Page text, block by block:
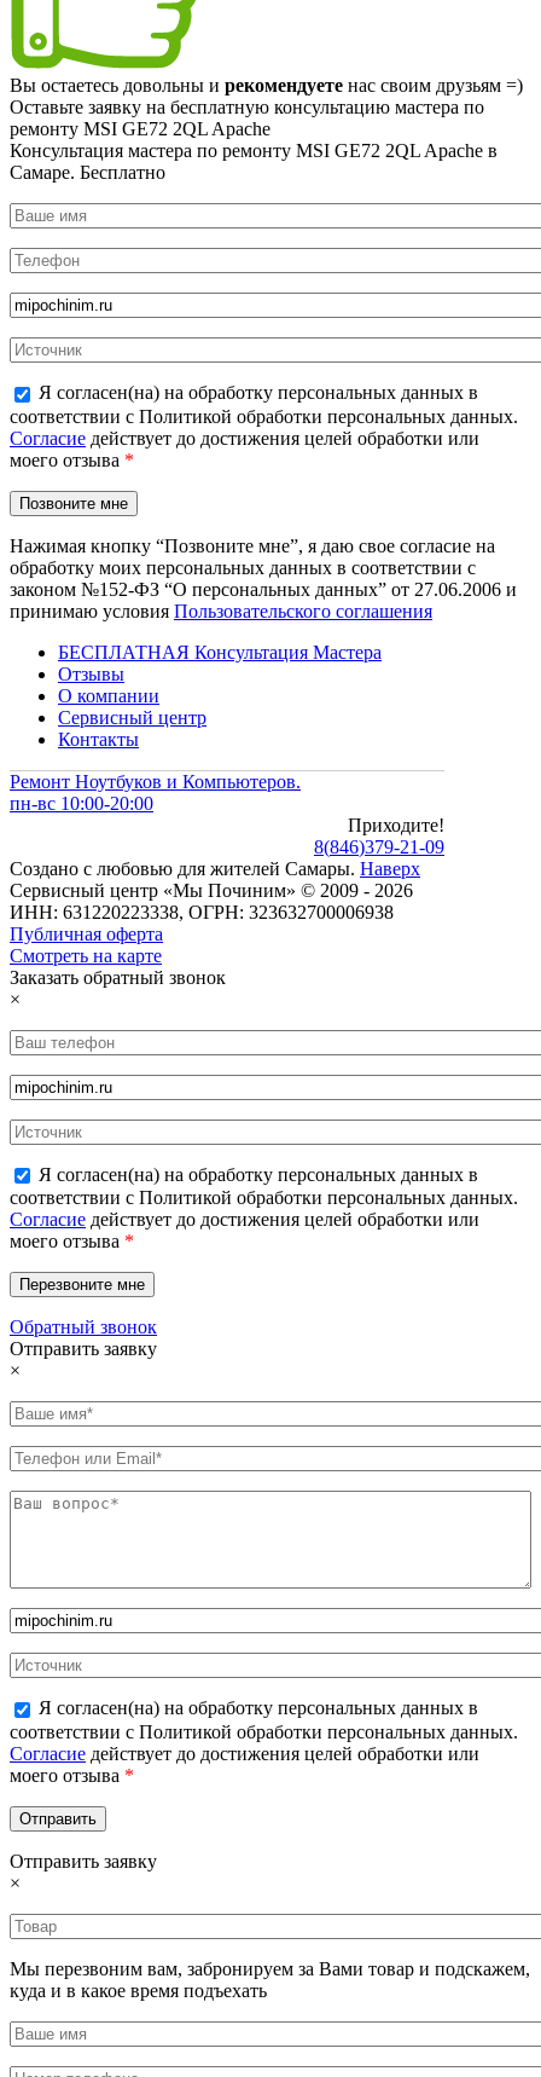
Вы остаетесь довольны и рекомендуете нас своим друзьям =)
Оставьте заявку на бесплатную консультацию мастера по
ремонту MSI GE72 2QL Apache
Консультация мастера по ремонту MSI GE72 2QL Apache в
Самаре. Бесплатно
Я согласен(на) на обработку персональных данных в
соответствии с Политикой обработки персональных данных.
Согласие действует до достижения целей обработки или
моего отзыва *
Нажимая кнопку “Позвоните мне”, я даю свое согласие на
обработку моих персональных данных в соответствии с
законом №152-ФЗ “О персональных данных” от 27.06.2006 и
принимаю условия Пользовательского соглашения
БЕСПЛАТНАЯ Консультация Мастера
Отзывы
О компании
Сервисный центр
Контакты
Ремонт Ноутбуков и Компьютеров.
пн-вс 10:00-20:00
Приходите!
8(846)379-21-09
Создано с любовью для жителей Самары. Наверх
Сервисный центр «Мы Починим» © 2009 - 2026
ИНН: 631220223338, ОГРН: 323632700006938
Публичная оферта
Смотреть на карте
Заказать обратный звонок
×
Я согласен(на) на обработку персональных данных в
соответствии с Политикой обработки персональных данных.
Согласие действует до достижения целей обработки или
моего отзыва *
Обратный звонок
Отправить заявку
×
Я согласен(на) на обработку персональных данных в
соответствии с Политикой обработки персональных данных.
Согласие действует до достижения целей обработки или
моего отзыва *
Отправить заявку
×
Мы перезвоним вам, забронируем за Вами товар и подскажем,
куда и в какое время подъехать